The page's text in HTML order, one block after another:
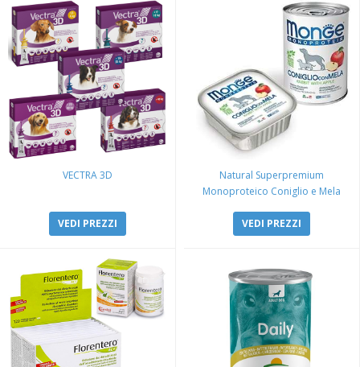
VECTRA 3D
VEDI PREZZI
Natural Superpremium
Monoproteico Coniglio e Mela
VEDI PREZZI